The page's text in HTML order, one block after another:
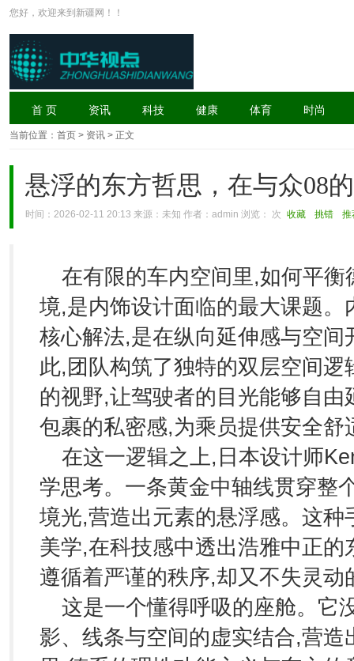
您好，欢迎来到新疆网！！
首 页 资讯 科技 健康 体育 时尚
当前位置： 首页 > 资讯 > 正文
悬浮的东方哲思，在与众08
时间：2026-02-11 20:13 来源：未知 作者：admin 浏览： 次 收藏 挑错 推
在有限的车内空间里,如何平
境,是内饰设计面临的最大课题
核心解法,是在纵向延伸感与空
此,团队构筑了独特的双层空间
的视野,让驾驶者的目光能够自
包裹的私密感,为乘员提供安全舒
在这一逻辑之上,日本设计师
学思考。一条黄金中轴线贯穿整
境光,营造出元素的悬浮感。这
美学,在科技感中透出浩雅中正
遵循着严谨的秩序,却又不失灵动
这是一个懂得呼吸的座舱。它
影、线条与空间的虚实结合,营